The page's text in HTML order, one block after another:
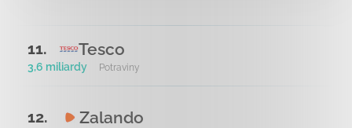
11. Tesco
3,6 miliardy Potraviny
12. Zalando